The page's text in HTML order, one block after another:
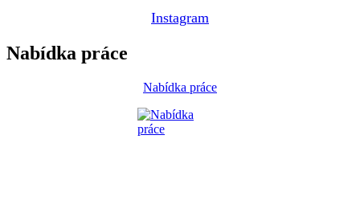
Instagram
Nabídka práce
Nabídka práce